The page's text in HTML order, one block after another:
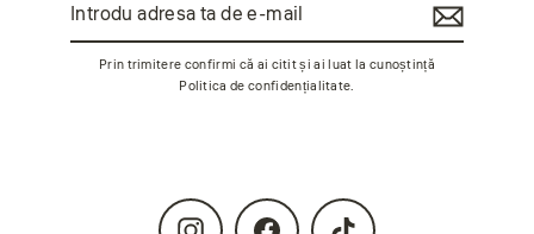
adresa
Prin trimitere confirmi că ai citit și ai luat la cunoștință
Politica de confidențialitate.
Instagram Facebook TikTok